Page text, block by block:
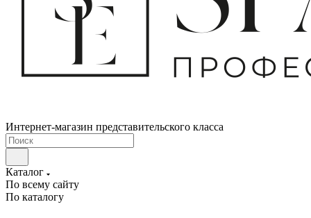
Интернет-магазин представительского класса
Каталог
По всему сайту
По каталогу